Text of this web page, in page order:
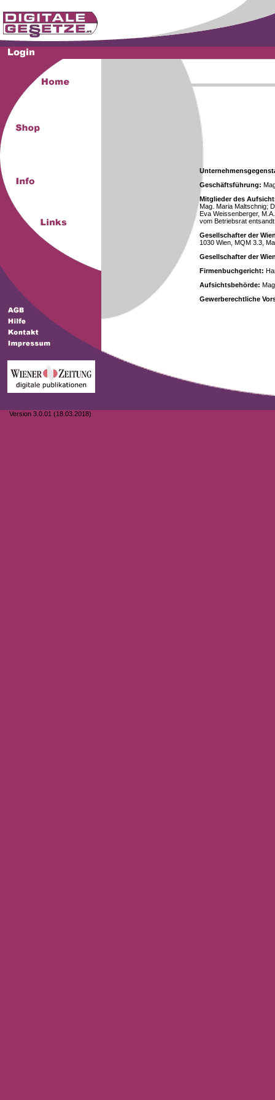
Version 3.0.01 (18.03.2018)
Geschäftsführung:
Mitglieder des
Mag. Maria Maltschnig;
Eva Weissenberger,
vom Betriebsrat
Gesellschafter der
1030 Wien, MQM 3.3,
Gesellschafter der
Firmenbuchgericht:
Aufsichtsbehörde:
Gewerberechtliche